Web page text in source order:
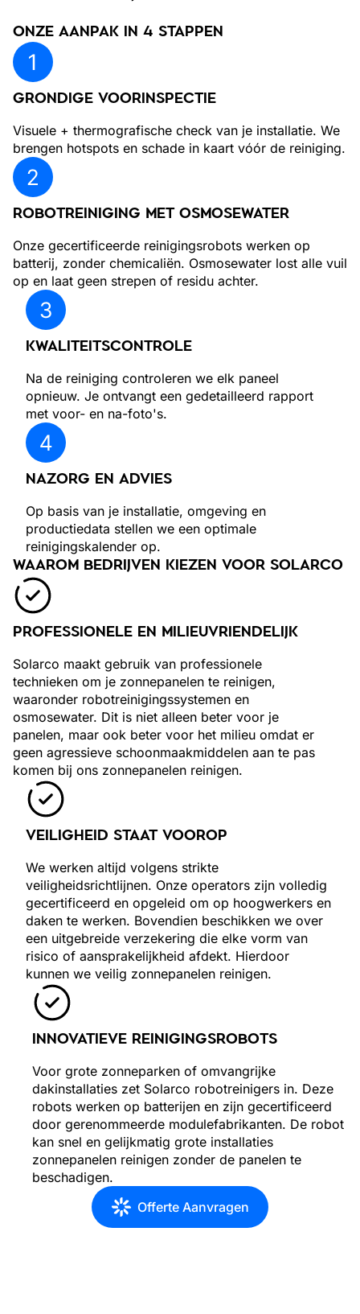
ONZE AANPAK IN 4 STAPPEN
GRONDIGE VOORINSPECTIE
Visuele + thermografische check van je installatie. We
brengen hotspots en schade in kaart vóór de reiniging.
ROBOTREINIGING MET OSMOSEWATER
Onze gecertificeerde reinigingsrobots werken op
batterij, zonder chemicaliën. Osmosewater lost alle vuil
op en laat geen strepen of residu achter.
KWALITEITSCONTROLE
Na de reiniging controleren we elk paneel
opnieuw. Je ontvangt een gedetailleerd rapport
met voor- en na-foto's.
NAZORG EN ADVIES
Op basis van je installatie, omgeving en
productiedata stellen we een optimale
reinigingskalender op.
WAAROM BEDRIJVEN KIEZEN VOOR SOLARCO
PROFESSIONELE EN MILIEUVRIENDELIJK
Solarco maakt gebruik van professionele
technieken om je zonnepanelen te reinigen,
waaronder robotreinigingssystemen en
osmosewater. Dit is niet alleen beter voor je
panelen, maar ook beter voor het milieu omdat er
geen agressieve schoonmaakmiddelen aan te pas
komen bij ons zonnepanelen reinigen.
VEILIGHEID STAAT VOOROP
We werken altijd volgens strikte
veiligheidsrichtlijnen. Onze operators zijn volledig
gecertificeerd en opgeleid om op hoogwerkers en
daken te werken. Bovendien beschikken we over
een uitgebreide verzekering die elke vorm van
risico of aansprakelijkheid afdekt. Hierdoor
kunnen we veilig zonnepanelen reinigen.
INNOVATIEVE REINIGINGSROBOTS
Voor grote zonneparken of omvangrijke
dakinstallaties zet Solarco robotreinigers in. Deze
robots werken op batterijen en zijn gecertificeerd
door gerenommeerde modulefabrikanten. De robot
kan snel en gelijkmatig grote installaties
zonnepanelen reinigen zonder de panelen te
beschadigen.
Offerte Aanvragen